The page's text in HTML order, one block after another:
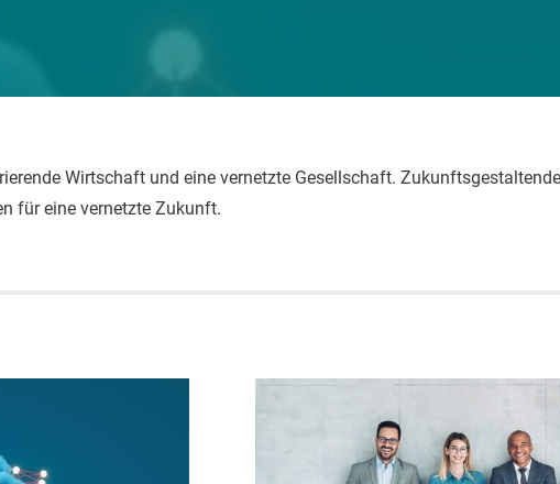
Wirtschaft und eine vernetzte Gesellschaft.
für eine vernetzte Zukunft.